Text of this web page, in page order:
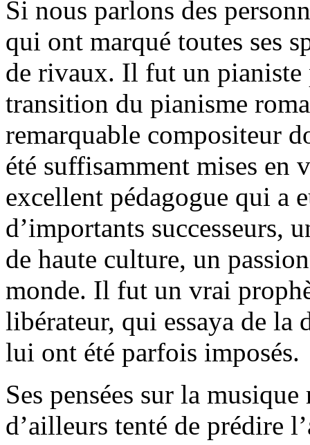
Si nous parlons des
qui ont marqué toutes ses
de rivaux. Il fut un
transition du pianisme
remarquable compositeur
été suffisamment mises en
excellent pédagogue qui a
d’importants successeurs,
de haute culture, un
monde. Il fut un vrai
libérateur, qui essaya de la
lui ont été parfois imposés.
Ses pensées sur la
d’ailleurs tenté de prédire